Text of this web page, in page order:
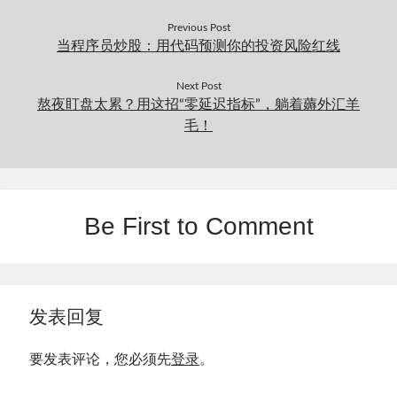
Previous Post
当程序员炒股：用代码预测你的投资风险红线
Next Post
熬夜盯盘太累？用这招“零延迟指标”，躺着薅外汇羊
毛！
Be First to Comment
发表回复
要发表评论，您必须先登录。